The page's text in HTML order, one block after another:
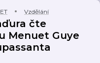
Vzdělání
čte
Menuet Guye